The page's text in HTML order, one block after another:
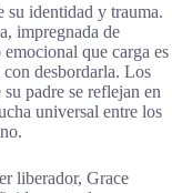
su identidad y trauma.
impregnada de
que carga es
con desbordarla. Los
padre se reflejan en
universal entre los
liberador, Grace